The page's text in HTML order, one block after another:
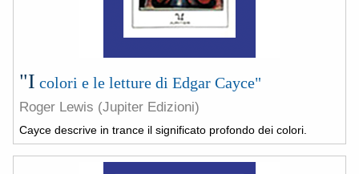
"I colori e le letture di Edgar Cayce"
Roger Lewis (Jupiter Edizioni)
Cayce descrive in trance il significato profondo dei colori.